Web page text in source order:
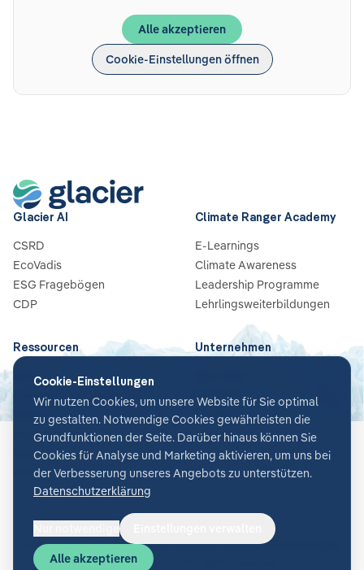
Alle akzeptieren
Cookie-Einstellungen öffnen
Glacier AI
CSRD
EcoVadis
ESG Fragebögen
CDP
Climate Ranger Academy
E-Learnings
Climate Awareness
Leadership Programme
Lehrlingsweiterbildungen
Ressourcen
Blog
Guides & Checklisten
Webinare
Case Studies
News
Glossar
Unternehmen
Partners
Karriere
Kontakt
AGBDatenschutzSicherheitImpressumCookie-Einstellungen
©2026Glacier AI
Cookie-Einstellungen
Wir nutzen Cookies, um unsere Website für Sie optimal
zu gestalten. Notwendige Cookies gewährleisten die
Grundfunktionen der Seite. Darüber hinaus können Sie
Cookies für Analyse und Marketing aktivieren, um uns bei
der Verbesserung unseres Angebots zu unterstützen.
Datenschutzerklärung
Alle akzeptieren